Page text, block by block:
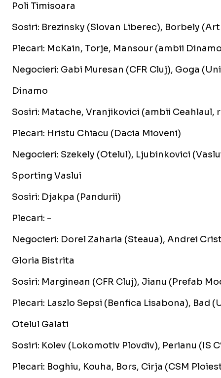
Poli Timisoara
Sosiri: Brezinsky (Slovan Liberec), Borbely
Plecari: McKain, Torje, Mansour (ambii
Negocieri: Gabi Muresan (CFR Cluj), Goga
Dinamo
Sosiri: Matache, Vranjikovici (ambii Ceahlaul,
Plecari: Hristu Chiacu (Dacia Mioveni)
Negocieri: Szekely (Otelul), Ljubinkovici
Sporting Vaslui
Sosiri: Djakpa (Pandurii)
Plecari: -
Negocieri: Dorel Zaharia (Steaua), Andrei
Gloria Bistrita
Sosiri: Marginean (CFR Cluj), Jianu (Prefab
Plecari: Laszlo Sepsi (Benfica Lisabona), Bad
Otelul Galati
Sosiri: Kolev (Lokomotiv Plovdiv), Perianu (IS
Plecari: Boghiu, Kouha, Bors, Cirja (CSM